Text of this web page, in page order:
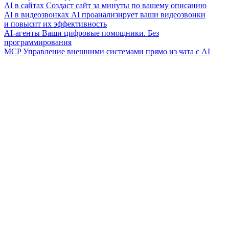
AI в сайтах Создаст сайт за минуты по вашему описанию
AI в видеозвонках AI проанализирует ваши видеозвонки
и повысит их эффективность
AI-агенты Ваши цифровые помощники. Без
программирования
MCP Управление внешними системами прямо из чата с AI